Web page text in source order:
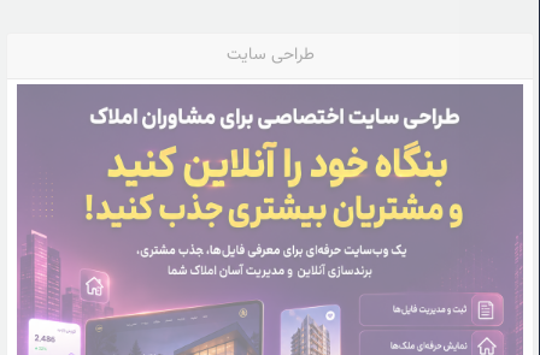
طراحی سایت